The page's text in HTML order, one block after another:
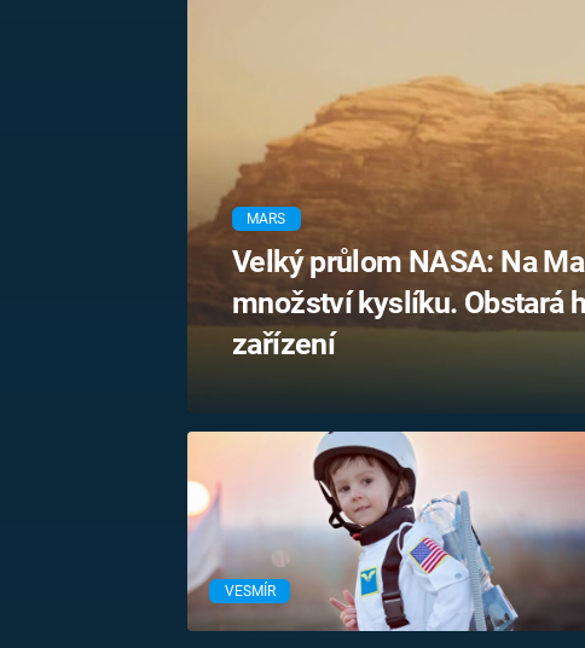
BONAPARTE
BRITSKÁ
KRÁLOVSKÁ
MARS
Velký průlom NASA: Na
množství kyslíku. Obstará
zařízení
VESMÍR